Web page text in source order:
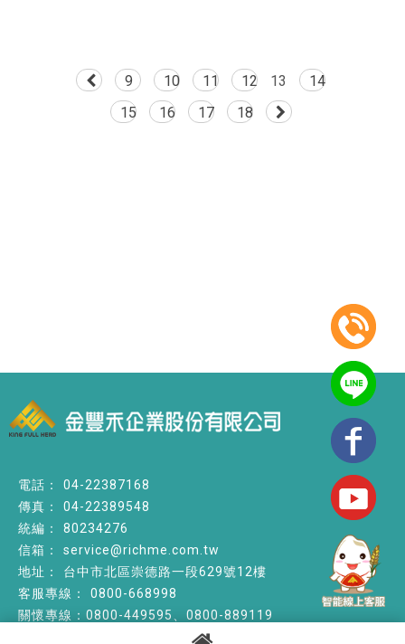
9 10 11 12 13
14
15
16 17 18
04-22387168
04-22389548
80234276
service@richme.com.tw
台中市北區崇德路一段629號12樓
0800-668998
關懷專線：0800-449595、0800-889119